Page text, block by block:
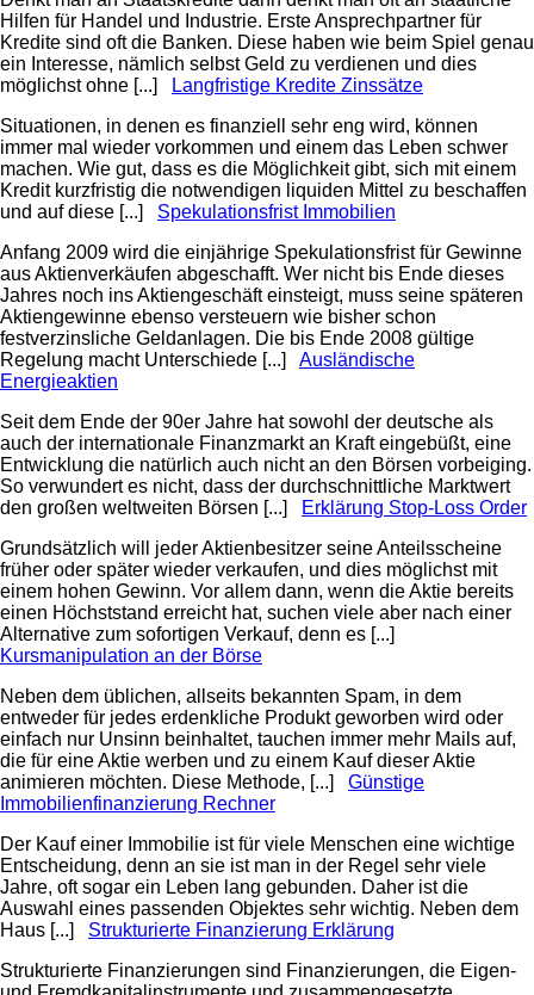
Hilfen für Handel und Industrie. Erste Ansprechpartner für
Kredite sind oft die Banken. Diese haben wie beim Spiel genau
ein Interesse, nämlich selbst Geld zu verdienen und dies
möglichst ohne [...]
Langfristige Kredite Zinssätze
Situationen, in denen es finanziell sehr eng wird, können
immer mal wieder vorkommen und einem das Leben schwer
machen. Wie gut, dass es die Möglichkeit gibt, sich mit einem
Kredit kurzfristig die notwendigen liquiden Mittel zu beschaffen
und auf diese [...] Spekulationsfrist Immobilien
Anfang 2009 wird die einjährige Spekulationsfrist für Gewinne
aus Aktienverkäufen abgeschafft. Wer nicht bis Ende dieses
Jahres noch ins Aktiengeschäft einsteigt, muss seine späteren
Aktiengewinne ebenso versteuern wie bisher schon
festverzinsliche Geldanlagen. Die bis Ende 2008 gültige
Regelung macht Unterschiede [...] Ausländische
Energieaktien
Seit dem Ende der 90er Jahre hat sowohl der deutsche als
auch der internationale Finanzmarkt an Kraft eingebüßt, eine
Entwicklung die natürlich auch nicht an den Börsen vorbeiging.
So verwundert es nicht, dass der durchschnittliche Marktwert
den großen weltweiten Börsen [...]
Erklärung Stop-Loss Order
Grundsätzlich will jeder Aktienbesitzer seine Anteilsscheine
früher oder später wieder verkaufen, und dies möglichst mit
einem hohen Gewinn. Vor allem dann, wenn die Aktie bereits
einen Höchststand erreicht hat, suchen viele aber nach einer
Alternative zum sofortigen Verkauf, denn es [...]
Kursmanipulation an der Börse
Neben dem üblichen, allseits bekannten Spam, in dem
entweder für jedes erdenkliche Produkt geworben wird oder
einfach nur Unsinn beinhaltet, tauchen immer mehr Mails auf,
die für eine Aktie werben und zu einem Kauf dieser Aktie
animieren möchten. Diese Methode, [...] Günstige
Immobilienfinanzierung Rechner
Der Kauf einer Immobilie ist für viele Menschen eine wichtige
Entscheidung, denn an sie ist man in der Regel sehr viele
Jahre, oft sogar ein Leben lang gebunden. Daher ist die
Auswahl eines passenden Objektes sehr wichtig. Neben dem
Haus [...] Strukturierte Finanzierung Erklärung
Strukturierte Finanzierungen sind Finanzierungen, die Eigen-